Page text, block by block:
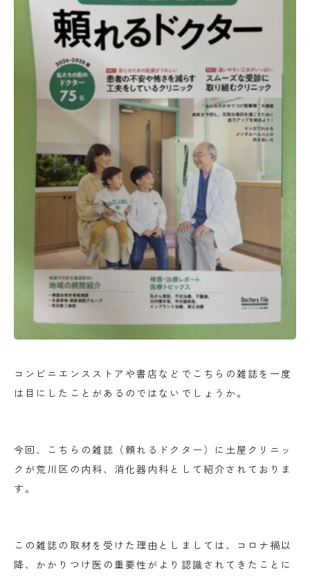
コンビニエンスストアや書店などでこちらの雑誌を一度
は目にしたことがあるのではないでしょうか。
今回、こちらの雑誌（頼れるドクター）に土屋クリニッ
クが荒川区の内科、消化器内科として紹介されておりま
す。
この雑誌の取材を受けた理由としましては、コロナ禍以
降、かかりつけ医の重要性がより認識されてきたことに